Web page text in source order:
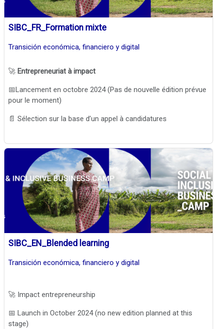
SIBC_FR_Formation mixte
Transición económica, financiero y digital
🚀 Entrepreneuriat à impact
📅Lancement en octobre 2024 (Pas de nouvelle édition prévue
pour le moment)
📄 Sélection sur la base d’un appel à candidatures
SIBC_EN_Blended learning
Transición económica, financiero y digital
🚀 Impact entrepreneurship
📅 Launch in October 2024 (no new edition planned at this
stage)